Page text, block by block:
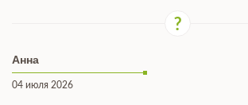
Анна
04 июля 2026